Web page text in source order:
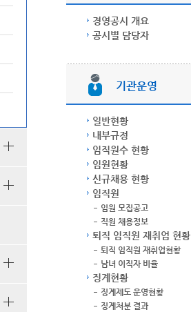
경영공시 개요
공시별 담당자
기관운영
일반현황
내부규정
임직원수 현황
임원현황
신규채용 현황
임직원
임원 모집공고
직원 채용정보
퇴직 임직원 재취업 현황
퇴직 임직원 재취업현황
남녀 이직자 비율
징계현황
징계제도 운영현황
징계처분 결과